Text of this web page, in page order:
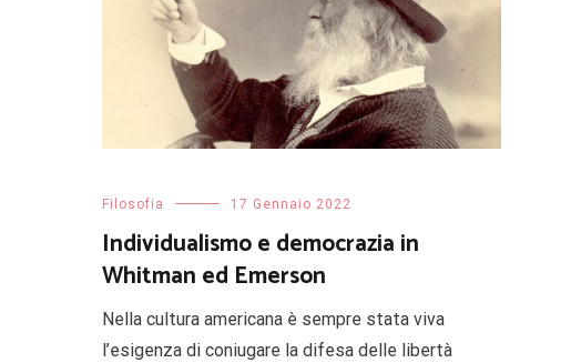
Filosofia 17 Gennaio 2022
Individualismo e democrazia in
Whitman ed Emerson
Nella cultura americana è sempre stata viva
l’esigenza di coniugare la difesa delle libertà